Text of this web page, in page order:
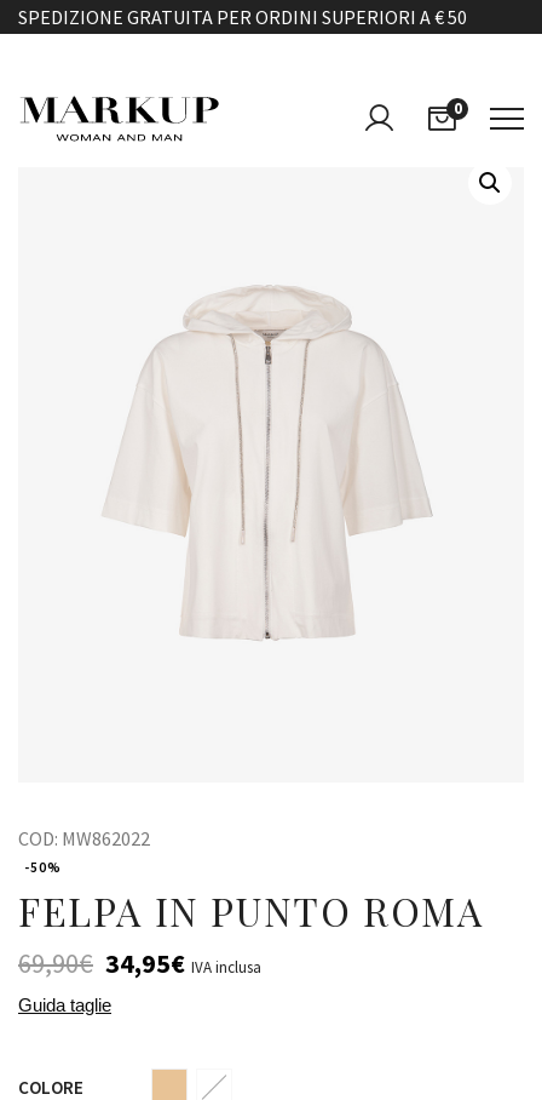
SPEDIZIONE GRATUITA PER ORDINI SUPERIORI A € 50
0
COD: MW862022
-50%
FELPA IN PUNTO ROMA
69,90€ 34,95€ IVA inclusa
Guida taglie
COLORE